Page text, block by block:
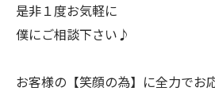
是非１度お気軽に
僕にご相談下さい♪
お客様の【笑顔の為】に全力でお